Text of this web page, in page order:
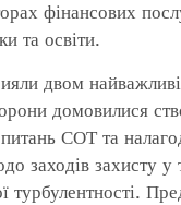
фінансових
та освіти.
двом
домовилися
СОТ та
заходів захисту у
турбулентності.